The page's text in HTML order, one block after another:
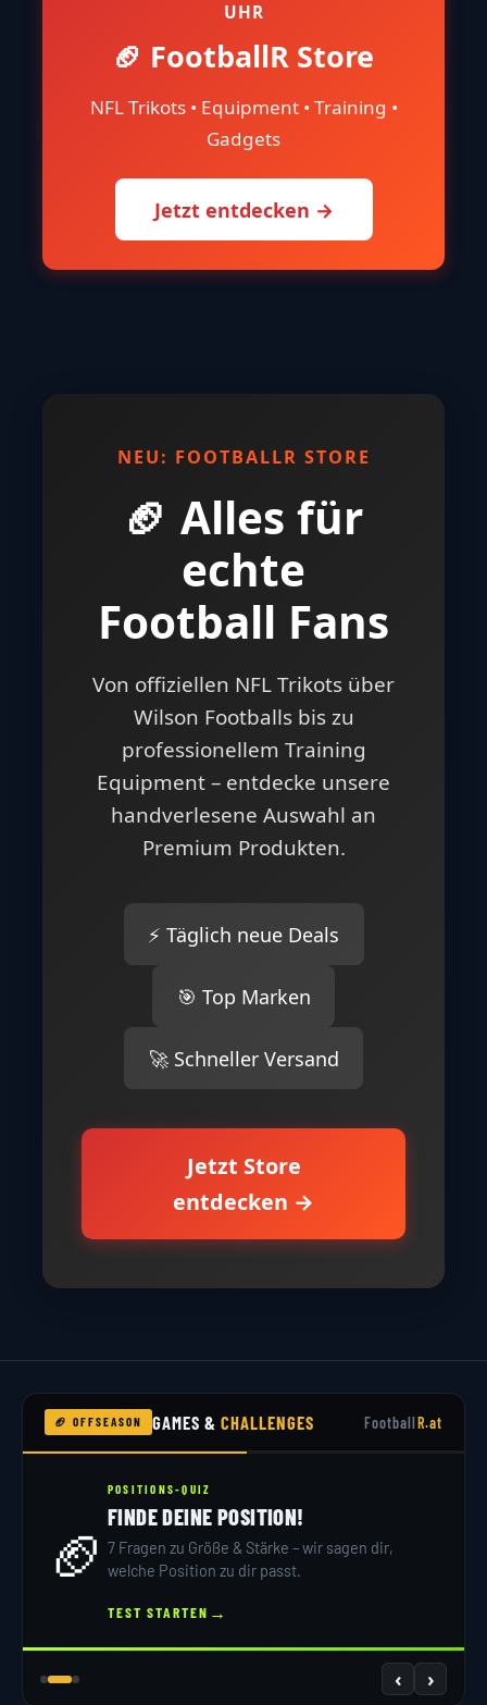
UHR
🏈 FootballR Store
NFL Trikots • Equipment • Training •
Gadgets
Jetzt entdecken →
NEU: FOOTBALLR STORE
🏈 Alles für
echte
Football Fans
Von offiziellen NFL Trikots über
Wilson Footballs bis zu
professionellem Training
Equipment – entdecke unsere
handverlesene Auswahl an
Premium Produkten.
⚡ Täglich neue Deals
🎯 Top Marken
🚀 Schneller Versand
Jetzt Store
entdecken →
🏈 OFFSEASON GAMES &CHALLENGES FootballR.at
🏈
POSITIONS-QUIZ
FINDE DEINE POSITION!
7 Fragen zu Größe & Stärke – wir sagen dir,
welche Position zu dir passt.
TEST STARTEN →
‹ ›